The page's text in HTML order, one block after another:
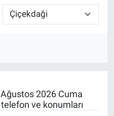
2026 Cuma
ve konumları